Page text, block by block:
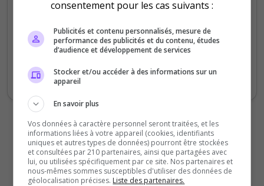
Ambiance
Un serveur parfait avec un staff à l’écoute
serveur pour découvrir ce qu’il regorge
consentement pour les cas suivants :
Publicités et contenu personnalisés, mesure de
performance des publicités et du contenu, études
d’audience et développement de services
Stocker et/ou accéder à des informations sur un
appareil
En savoir plus
Vos données à caractère personnel seront traitées, et les
informations liées à votre appareil (cookies, identifiants
uniques et autres types de données) pourront être stockées
et consultées par 210 partenaires, ainsi que partagées avec
lui, ou utilisées spécifiquement par ce site. Nos partenaires et
nous-mêmes sommes susceptibles d'utiliser des données de
géolocalisation précises. Liste des partenaires.